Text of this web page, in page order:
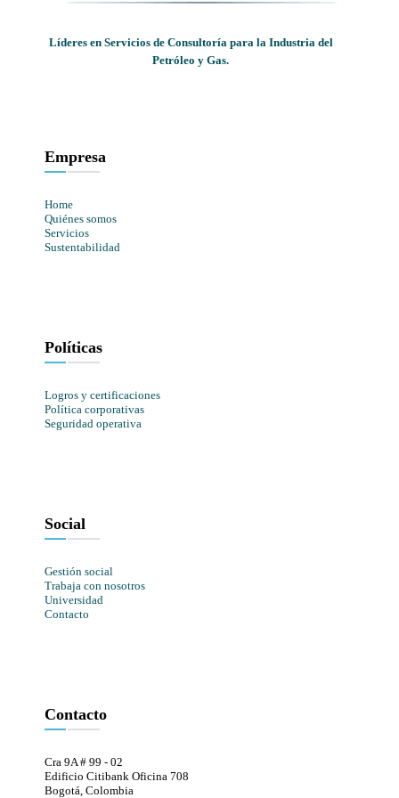
Líderes en Servicios de Consultoría para la Industria del
Petróleo y Gas.
Empresa
Home
Quiénes somos
Servicios
Sustentabilidad
Políticas
Logros y certificaciones
Política corporativas
Seguridad operativa
Social
Gestión social
Trabaja con nosotros
Universidad
Contacto
Contacto
Cra 9A # 99 - 02
Edificio Citibank Oficina 708
Bogotá, Colombia